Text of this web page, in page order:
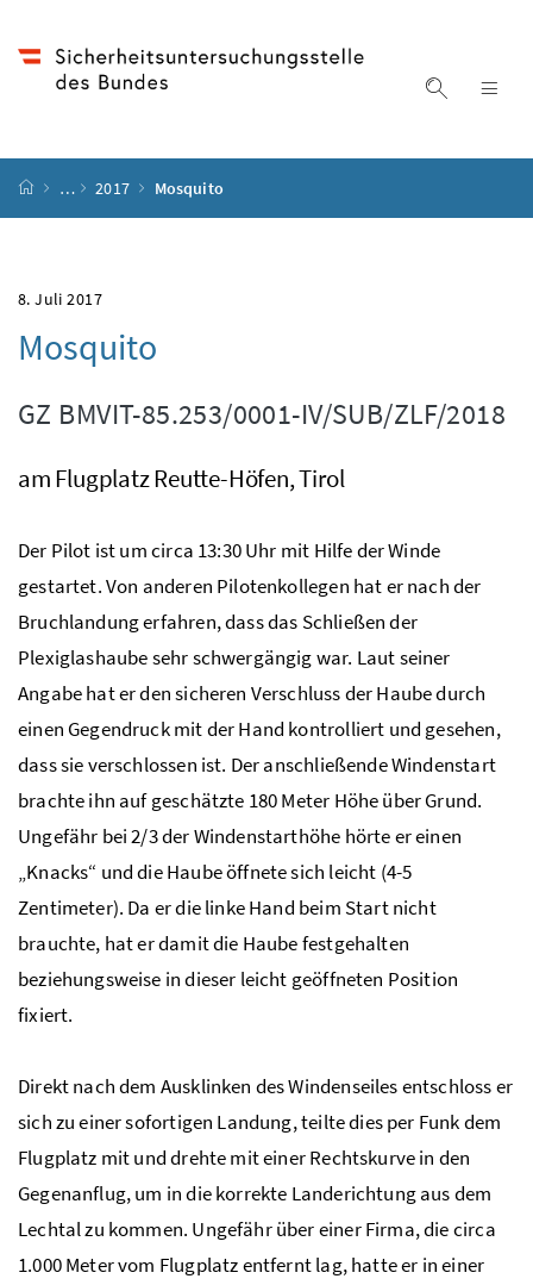
Suche
Startseite
… 2017 Mosquito
8. Juli 2017
Mosquito
GZ BMVIT-85.253/0001-IV/SUB/ZLF/2018
am Flugplatz Reutte-Höfen, Tirol
Der Pilot ist um circa 13:30 Uhr mit Hilfe der Winde
gestartet. Von anderen Pilotenkollegen hat er nach der
Bruchlandung erfahren, dass das Schließen der
Plexiglashaube sehr schwergängig war. Laut seiner
Angabe hat er den sicheren Verschluss der Haube durch
einen Gegendruck mit der Hand kontrolliert und gesehen,
dass sie verschlossen ist. Der anschließende Windenstart
brachte ihn auf geschätzte 180 Meter Höhe über Grund.
Ungefähr bei 2/3 der Windenstarthöhe hörte er einen
„Knacks“ und die Haube öffnete sich leicht (4-5
Zentimeter). Da er die linke Hand beim Start nicht
brauchte, hat er damit die Haube festgehalten
beziehungsweise in dieser leicht geöffneten Position
fixiert.
Direkt nach dem Ausklinken des Windenseiles entschloss er
sich zu einer sofortigen Landung, teilte dies per Funk dem
Flugplatz mit und drehte mit einer Rechtskurve in den
Gegenanflug, um in die korrekte Landerichtung aus dem
Lechtal zu kommen. Ungefähr über einer Firma, die circa
1.000 Meter vom Flugplatz entfernt lag, hatte er in einer